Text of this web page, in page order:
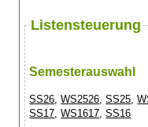
Listensteuerung
Semesterauswahl
SS26,WS2526,SS25,
SS17,WS1617,SS16